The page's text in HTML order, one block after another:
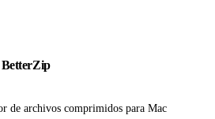
BetterZip
de archivos comprimidos para Mac